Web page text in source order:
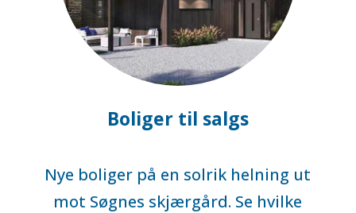
Boliger til salgs
Nye boliger på en solrik helning ut
mot Søgnes skjærgård. Se hvilke